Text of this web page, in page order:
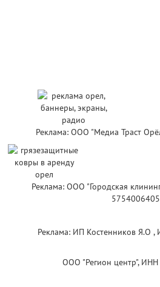
Реклама: ООО "Медиа Траст
Реклама: ООО "Городская
5754006405
Реклама: ИП Костенников Я.О
ООО "Регион центр",